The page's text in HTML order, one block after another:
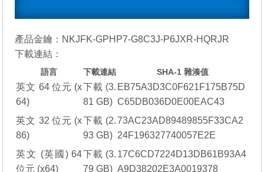
產品金鑰：NKJFK-GPHP7-G8C3J-P6JXR-HQRJR
下載連結：
語言 下載連結 SHA-1 雜湊值
英文 64 位元 (x
64)
下載 (3.
81 GB)
EB75A3D3C0F621F175B75D
C65DB036D0E00EAC43
英文 32 位元 (x
86)
下載 (2.
93 GB)
73AC23AD89489855F33CA2
24F196327740057E2E
英文 (英國) 64
位元 (x64)
下載 (3.
79 GB)
17C6CD7224D13DB61B93A4
A9D38202E3A0019378